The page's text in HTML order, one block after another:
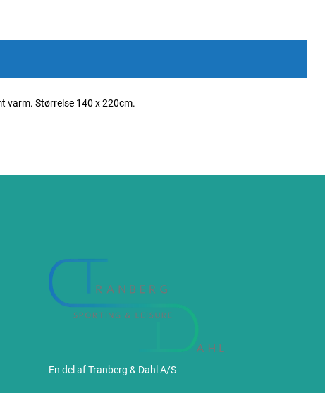
varm. Størrelse 140 x 220cm.
En del af Tranberg & Dahl A/S